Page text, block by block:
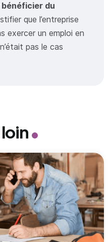
du
que l’entreprise
exercer un emploi en
pas le cas